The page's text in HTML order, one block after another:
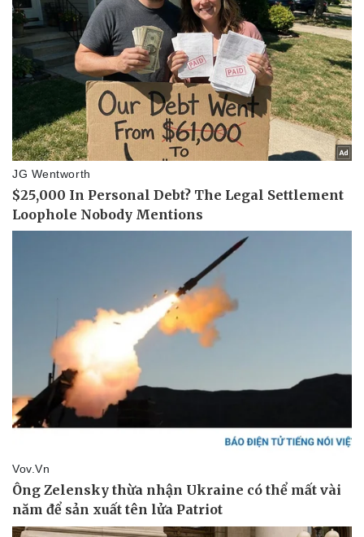
Thể thao
Bóng đá
Lịch thi đấu bóng đá
Thế giới thể thao
eSports
Hậu trường
Ô tô - Xe máy
Ô tô
Xe máy
Tư vấn